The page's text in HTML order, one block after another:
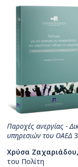
Παροχές ανεργίας -
υπηρεσιών του ΟΑΕΔ
Χρύσα Ζαχαριάδου,
του Πολίτη